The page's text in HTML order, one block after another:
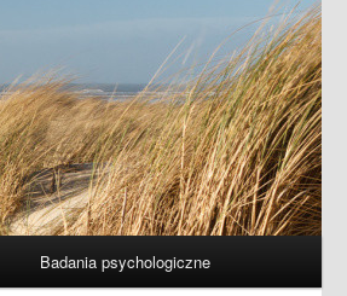
Badania psychologiczne